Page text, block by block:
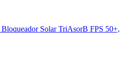
Bloqueador Solar TriAsorB FPS 50+,